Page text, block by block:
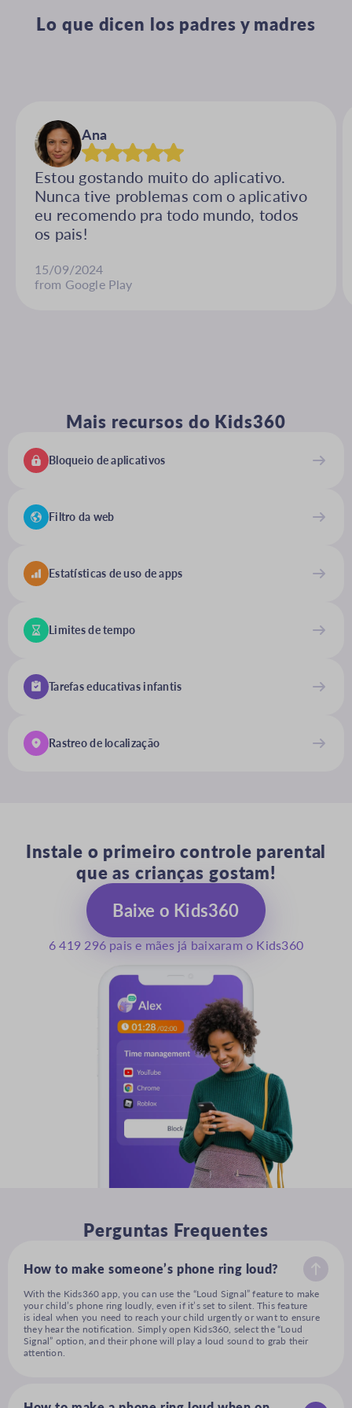
Lo que dicen los padres y madres
Ana
Estou gostando muito do aplicativo.
Nunca tive problemas com o aplicativo
eu recomendo pra todo mundo, todos
os pais!
15/09/2024
from Google Play
Mais recursos do Kids360
Bloqueio de aplicativos
Filtro da web
Estatísticas de uso de apps
Limites de tempo
Tarefas educativas infantis
Rastreo de localização
Instale o primeiro controle parental
que as crianças gostam!
Baixe o Kids360
6 419 296 pais e mães já baixaram o Kids360
Perguntas Frequentes
How to make someone’s phone ring loud?
With the Kids360 app, you can use the “Loud Signal” feature to make
your child’s phone ring loudly, even if it’s set to silent. This feature
is ideal when you need to reach your child urgently or want to ensure
they hear the notification. Simply open Kids360, select the “Loud
Signal” option, and their phone will play a loud sound to grab their
attention.